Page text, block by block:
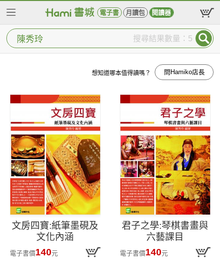
電子書 月讀包 閱讀器
搜尋結果數量：5
想知道哪本值得讀嗎？ 問Hamiko店長
文房四寶:紙筆墨硯及
文化內涵
電子書價140元
君子之學:琴棋書畫與
六藝課目
電子書價140元